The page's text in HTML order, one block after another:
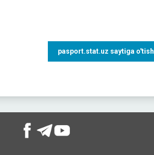
pasport.stat.uz saytiga o'tish